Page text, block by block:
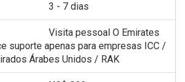
3 - 7 dias
Visita pessoal O Emirates
suporte apenas para empresas ICC /
Árabes Unidos / RAK